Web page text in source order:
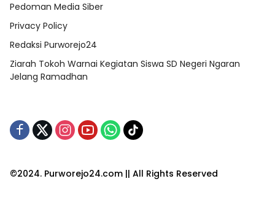
Pedoman Media Siber
Privacy Policy
Redaksi Purworejo24
Ziarah Tokoh Warnai Kegiatan Siswa SD Negeri Ngaran
Jelang Ramadhan
©2024. Purworejo24.com || All Rights Reserved